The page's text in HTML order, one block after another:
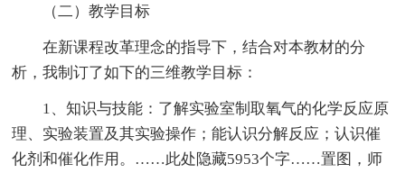
（二）教学目标
在新课程改革理念的指导下，结合对本教材的分
析，我制订了如下的三维教学目标：
1、知识与技能：了解实验室制取氧气的化学反应原
理、实验装置及其实验操作；能认识分解反应；认识催
化剂和催化作用。 ……此处隐藏5953个字……置图，师